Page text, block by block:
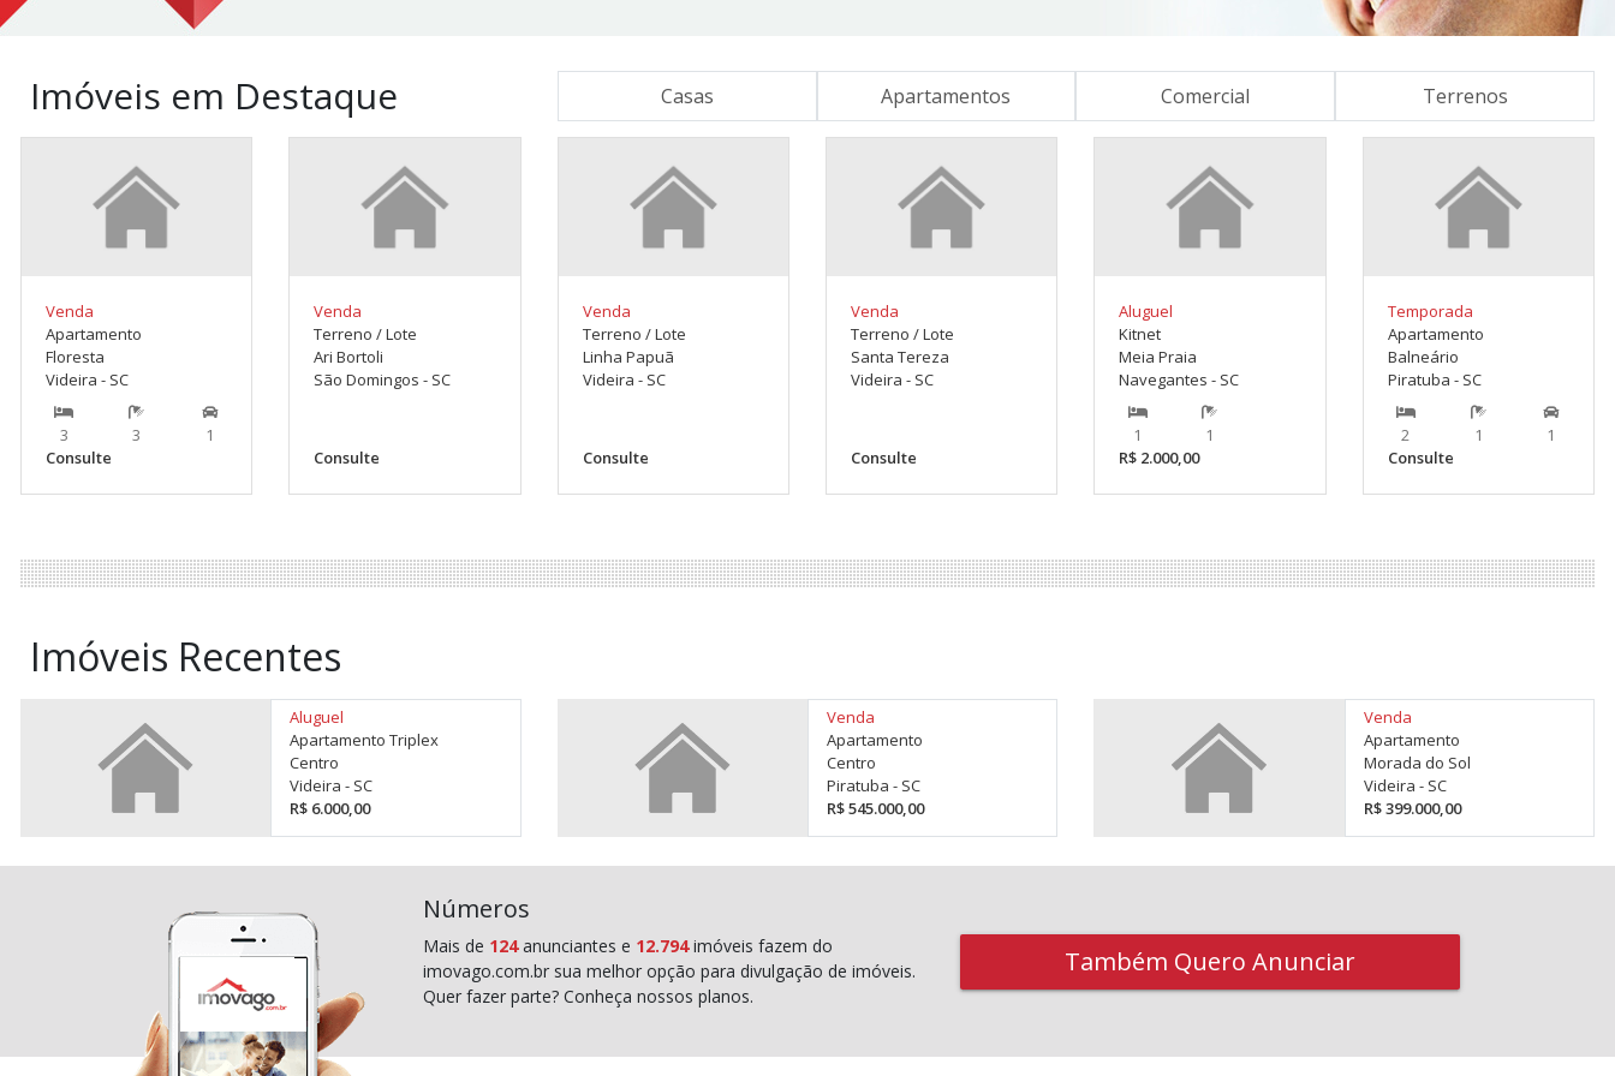
Imóveis em Destaque Casas Apartamentos Comercial Terrenos
Venda
Apartamento
Floresta
Videira - SC
3 3
1
Consulte
Venda
Terreno / Lote
Ari Bortoli
São Domingos - SC
Consulte
Venda
Terreno / Lote
Linha Papuã
Videira - SC
Consulte
Venda
Terreno / Lote
Santa Tereza
Videira - SC
Consulte
Aluguel
Kitnet
Meia Praia
Navegantes - SC
1
1
R$ 2.000,00
Temporada
Apartamento
Balneário
Piratuba - SC
2 1
1
Consulte
Imóveis Recentes
Aluguel
Apartamento Triplex
Centro
Videira - SC
R$ 6.000,00
Venda
Apartamento
Centro
Piratuba - SC
R$ 545.000,00
Venda
Apartamento
Morada do Sol
Videira - SC
R$ 399.000,00
Números
Mais de 124anunciantes e 12.794imóveis fazem do
imovago.com.br sua melhor opção para divulgação de imóveis.
Quer fazer parte? Conheça nossos planos.
Também Quero Anunciar